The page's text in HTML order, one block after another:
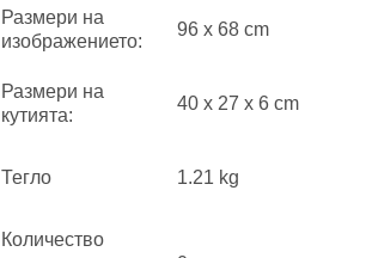
Размери на
изображението:
96 x 68 cm
Размери на
кутията:
40 x 27 x 6 cm
Тегло 1.21 kg
Количество